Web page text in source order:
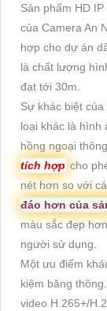
Sản phẩm HD IP
của Camera An
hợp cho dự án
là chất lượng
đạt tới 30m.
Sự khác biệt
loại khác là hình
hồng ngoại
tích hợp cho
nét hơn so với
đáo hơn của
màu sắc đẹp
người sử dụng.
Một ưu điểm
kiệm băng
video H.265+/